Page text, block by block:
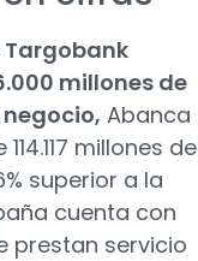
Targobank
millones de
Abanca
millones de
superior a la
cuenta con
prestan servicio